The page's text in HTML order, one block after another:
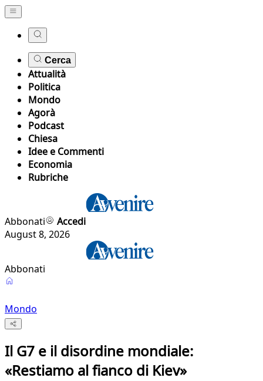
Cerca
Attualità
Politica
Mondo
Agorà
Podcast
Chiesa
Idee e Commenti
Economia
Rubriche
Abbonati
Accedi
August 8, 2026
Abbonati
Mondo
Il G7 e il disordine mondiale:
«Restiamo al fianco di Kiev»